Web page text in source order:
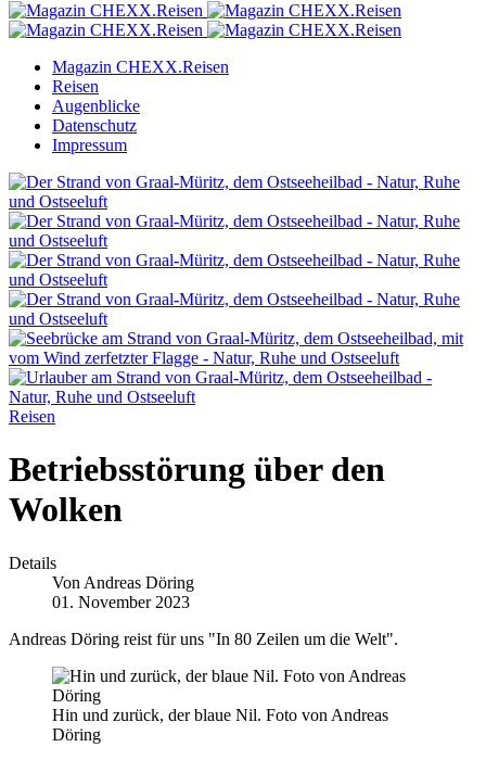
Magazin CHEXX.Reisen
Reisen
Augenblicke
Datenschutz
Impressum
Reisen
Betriebsstörung über den
Wolken
Details
Von Andreas Döring
01. November 2023
Andreas Döring reist für uns "In 80 Zeilen um die Welt".
Hin und zurück, der blaue Nil. Foto von Andreas
Döring